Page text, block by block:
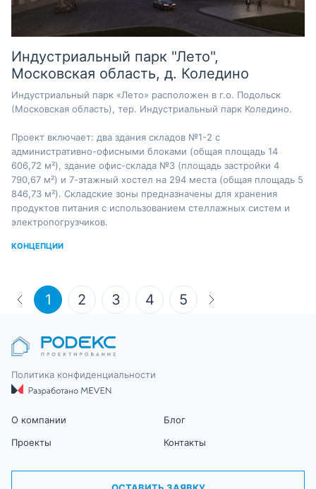
Индустриальный парк "Лето",
Московская область, д. Коледино
Индустриальный парк «Лето» расположен в г.о. Подольск
(Московская область), тер. Индустриальный парк Коледино.
Проект включает: два здания складов №1-2 с
административно-офисными блоками (общая площадь 14
606,72 м²), здание офис-склада №3 (площадь застройки 4
790,67 м²) и 7-этажный хостел на 294 места (общая площадь 5
846,73 м²). Складские зоны предназначены для хранения
продуктов питания с использованием стеллажных систем и
электропогрузчиков.
КОНЦЕПЦИИ
1 2 3 4 5
Политика конфиденциальности
О компании
Проекты
Блог
Контакты